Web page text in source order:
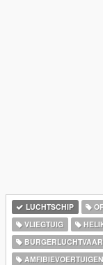
LUCHTSCHIP
VLIEGTUIG
AMFIBIEVOERTUIGEN